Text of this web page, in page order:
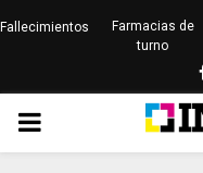
Fallecimientos
Farmacias de
turno
PRIMARY